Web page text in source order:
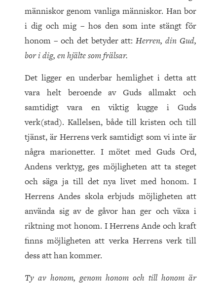
människor genom vanliga människor. Han bor
i dig och mig – hos den som inte stängt för
honom – och det betyder att:Herren, din Gud,
bor i dig, en hjälte som frälsar.
Det ligger en underbar hemlighet i detta att
vara helt beroende av Guds allmakt och
samtidigt vara en viktig kugge i Guds
verk(stad). Kallelsen, både till kristen och till
tjänst, är Herrens verk samtidigt som vi inte är
några marionetter. I mötet med Guds Ord,
Andens verktyg, ges möjligheten att ta steget
och säga ja till det nya livet med honom. I
Herrens Andes skola erbjuds möjligheten att
använda sig av de gåvor han ger och växa i
riktning mot honom. I Herrens Ande och kraft
finns möjligheten att verka Herrens verk till
dess att han kommer.
Ty av honom, genom honom och till honom är